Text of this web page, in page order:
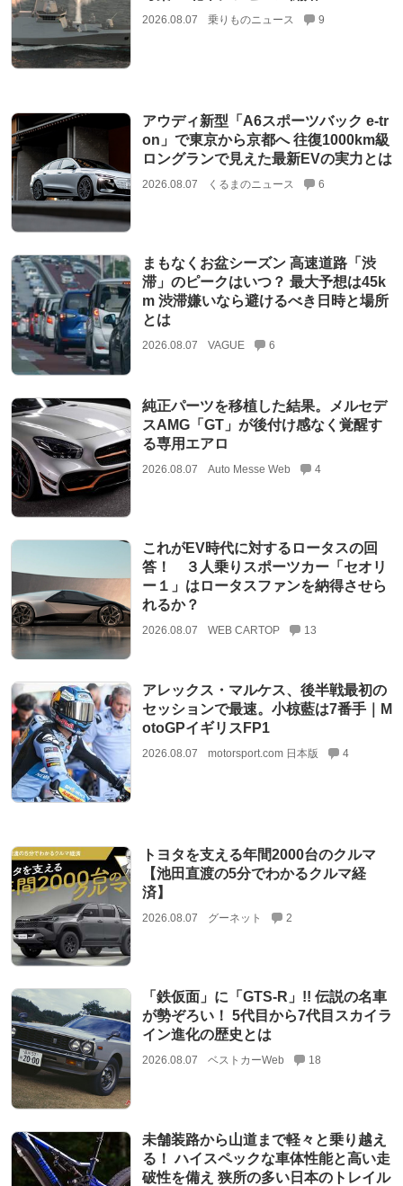
2026.08.07 乗りものニュース 9
アウディ新型「A6スポーツバック e-tr
on」で東京から京都へ 往復1000km級
ロングランで見えた最新EVの実力とは
2026.08.07 くるまのニュース 6
まもなくお盆シーズン 高速道路「渋
滞」のピークはいつ？ 最大予想は45k
m 渋滞嫌いなら避けるべき日時と場所
とは
2026.08.07 VAGUE 6
純正パーツを移植した結果。メルセデ
スAMG「GT」が後付け感なく覚醒す
る専用エアロ
2026.08.07 Auto Messe Web 4
これがEV時代に対するロータスの回
答！ ３人乗りスポーツカー「セオリ
ー１」はロータスファンを納得させら
れるか？
2026.08.07 WEB CARTOP 13
アレックス・マルケス、後半戦最初の
セッションで最速。小椋藍は7番手｜M
otoGPイギリスFP1
2026.08.07 motorsport.com 日本版 4
トヨタを支える年間2000台のクルマ
【池田直渡の5分でわかるクルマ経
済】
2026.08.07 グーネット 2
「鉄仮面」に「GTS-R」!! 伝説の名車
が勢ぞろい！ 5代目から7代目スカイラ
イン進化の歴史とは
2026.08.07 ベストカーWeb 18
未舗装路から山道まで軽々と乗り越え
る！ ハイスペックな車体性能と高い走
破性を備え 狭所の多い日本のトレイル